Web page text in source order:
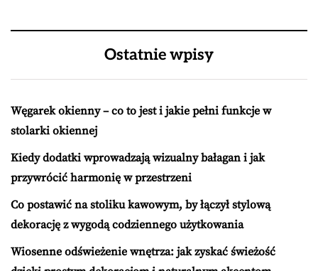
Ostatnie wpisy
Węgarek okienny – co to jest i jakie pełni funkcje w
stolarki okiennej
Kiedy dodatki wprowadzają wizualny bałagan i jak
przywrócić harmonię w przestrzeni
Co postawić na stoliku kawowym, by łączył stylową
dekorację z wygodą codziennego użytkowania
Wiosenne odświeżenie wnętrza: jak zyskać świeżość